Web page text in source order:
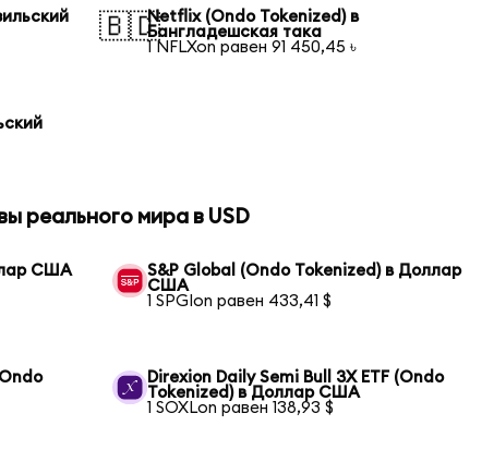
🇧🇩Netflix (Ondo Tokenized) в
Бангладешская така
1 NFLXon равен 91 450,45 ৳
реального мира в USD
США
S&P Global (Ondo Tokenized) в Доллар
США
1 SPGIon равен 433,41 $
Direxion Daily Semi Bull 3X ETF (Ondo
Tokenized) в Доллар США
1 SOXLon равен 138,93 $